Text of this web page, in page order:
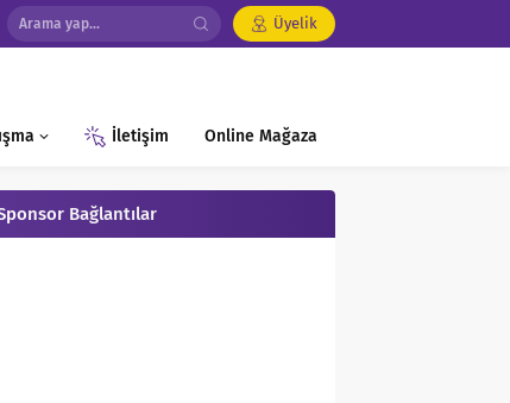
Üyelik
İletişim Online Mağaza
Bağlantılar